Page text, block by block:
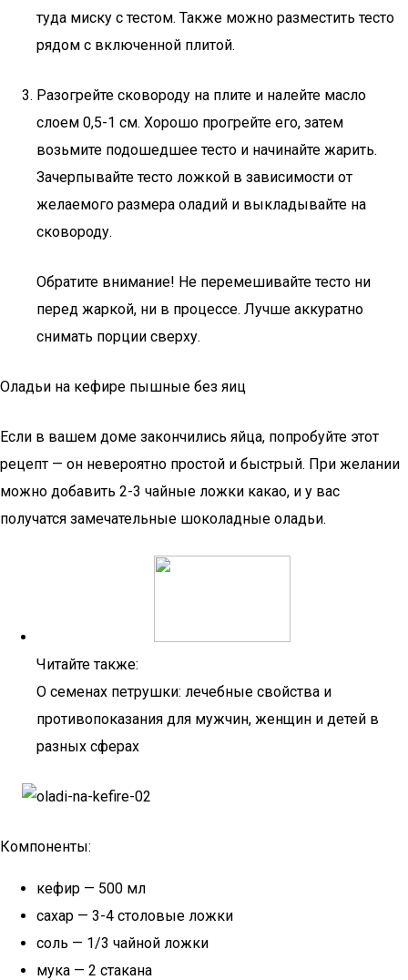
туда миску с тестом. Также можно разместить тесто
рядом с включенной плитой.
Разогрейте сковороду на плите и налейте масло
слоем 0,5-1 см. Хорошо прогрейте его, затем
возьмите подошедшее тесто и начинайте жарить.
Зачерпывайте тесто ложкой в зависимости от
желаемого размера оладий и выкладывайте на
сковороду.
Обратите внимание! Не перемешивайте тесто ни
перед жаркой, ни в процессе. Лучше аккуратно
снимать порции сверху.
Оладьи на кефире пышные без яиц
Если в вашем доме закончились яйца, попробуйте этот
рецепт — он невероятно простой и быстрый. При желании
можно добавить 2-3 чайные ложки какао, и у вас
получатся замечательные шоколадные оладьи.
Читайте также:
О семенах петрушки: лечебные свойства и
противопоказания для мужчин, женщин и детей в
разных сферах
Компоненты:
кефир — 500 мл
сахар — 3-4 столовые ложки
соль — 1/3 чайной ложки
мука — 2 стакана